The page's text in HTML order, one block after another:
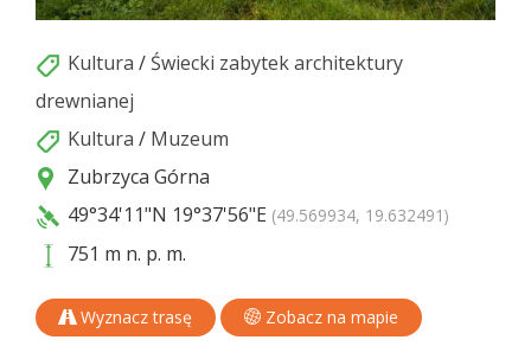
Kultura / Świecki zabytek architektury
drewnianej
Kultura / Muzeum
Zubrzyca Górna
49°34'11"N 19°37'56"E (49.569934, 19.632491)
751 m n. p. m.
Wyznacz trasę Zobacz na mapie